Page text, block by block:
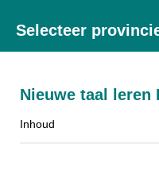
Selecteer
Nieuwe taal leren
Inhoud